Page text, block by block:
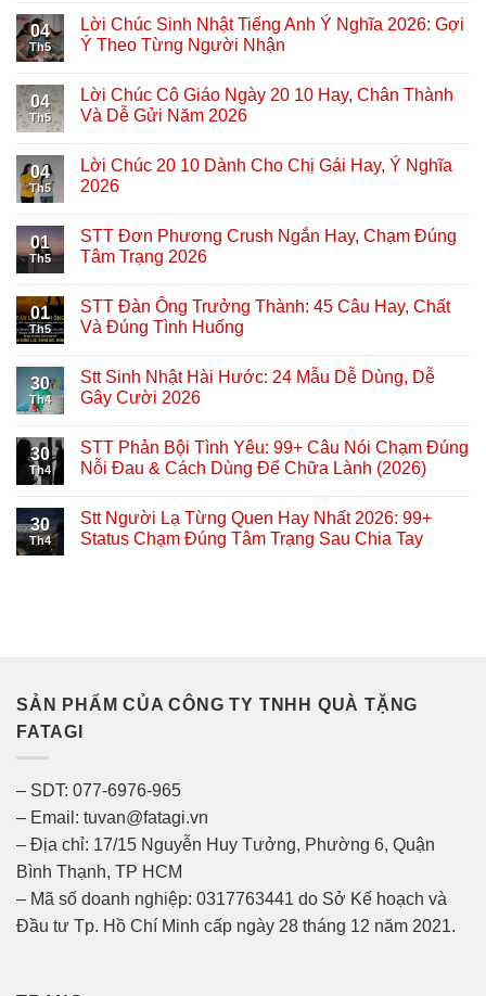
04
Th5
Lời Chúc Sinh Nhật Tiếng Anh Ý Nghĩa 2026: Gợi
Ý Theo Từng Người Nhận
04
Th5
Lời Chúc Cô Giáo Ngày 20 10 Hay, Chân Thành
Và Dễ Gửi Năm 2026
04
Th5
Lời Chúc 20 10 Dành Cho Chị Gái Hay, Ý Nghĩa
2026
01
Th5
STT Đơn Phương Crush Ngắn Hay, Chạm Đúng
Tâm Trạng 2026
01
Th5
STT Đàn Ông Trưởng Thành: 45 Câu Hay, Chất
Và Đúng Tình Huống
30
Th4
Stt Sinh Nhật Hài Hước: 24 Mẫu Dễ Dùng, Dễ
Gây Cười 2026
30
Th4
STT Phản Bội Tình Yêu: 99+ Câu Nói Chạm Đúng
Nỗi Đau & Cách Dùng Để Chữa Lành (2026)
30
Th4
Stt Người Lạ Từng Quen Hay Nhất 2026: 99+
Status Chạm Đúng Tâm Trạng Sau Chia Tay
SẢN PHẨM CỦA CÔNG TY TNHH QUÀ TẶNG
FATAGI
– SDT: 077-6976-965
– Email: tuvan@fatagi.vn
– Địa chỉ: 17/15 Nguyễn Huy Tưởng, Phường 6, Quận
Bình Thạnh, TP HCM
– Mã số doanh nghiệp: 0317763441 do Sở Kế hoạch và
Đầu tư Tp. Hồ Chí Minh cấp ngày 28 tháng 12 năm 2021.